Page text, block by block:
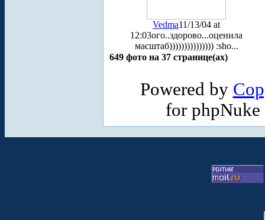
Vedma11/13/04 at
12:03ого..здорово...оценила
масштаб))))))))))))))) :sho...
649 фото на 37 странице(ах)
Powered by
for